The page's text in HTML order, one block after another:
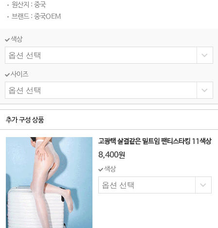
원산지 : 중국
브랜드 : 중국OEM
색상
사이즈
추가 구성 상품
고광택 살결같은 밑트임 팬티스타킹 11색상
8,400원
색상